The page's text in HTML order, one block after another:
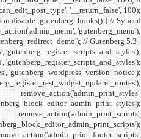
($gutenberg) {
w/ Classic Editor